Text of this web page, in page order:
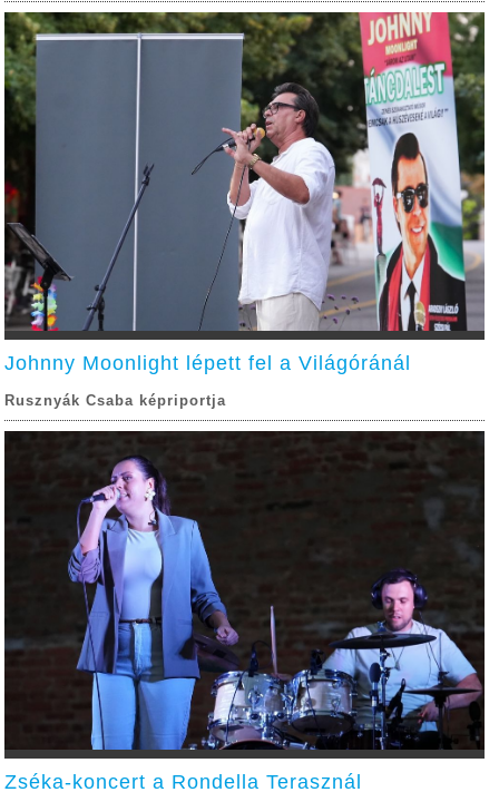
Johnny Moonlight lépett fel a Világóránál
Rusznyák Csaba képriportja
Zséka-koncert a Rondella Terasznál